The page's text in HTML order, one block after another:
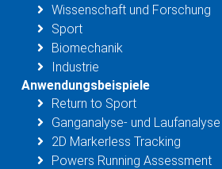
Wissenschaft und Forschung
Sport
Biomechanik
Industrie
Anwendungsbeispiele
Return to Sport
Ganganalyse- und Laufanalyse
2D Markerless Tracking
Powers Running Assessment